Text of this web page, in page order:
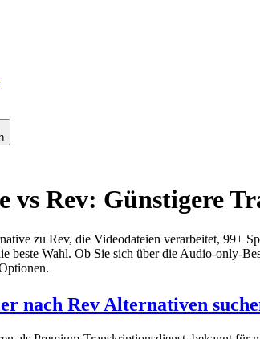
vs Rev: Günstigere
zu Rev, die Videodateien verarbeitet, 99+
beste Wahl. Ob Sie sich über die Audio-only-
nach Rev Alternativen